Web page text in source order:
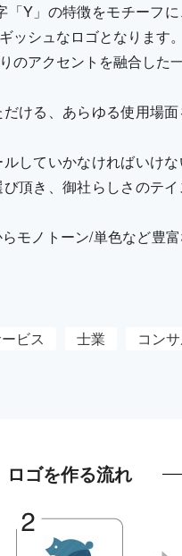
「Y」の特徴をモチーフ
ッシュなロゴとなります。
アクセントを融合した一
ける、あらゆる使用場
していかなければいけ
頂き、御社らしさのテ
モノトーン/単色など豊
ビス 士業 コン
ロゴを作る流れ